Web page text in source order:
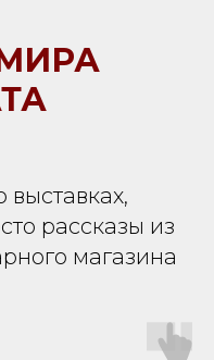
рассказы из
магазина